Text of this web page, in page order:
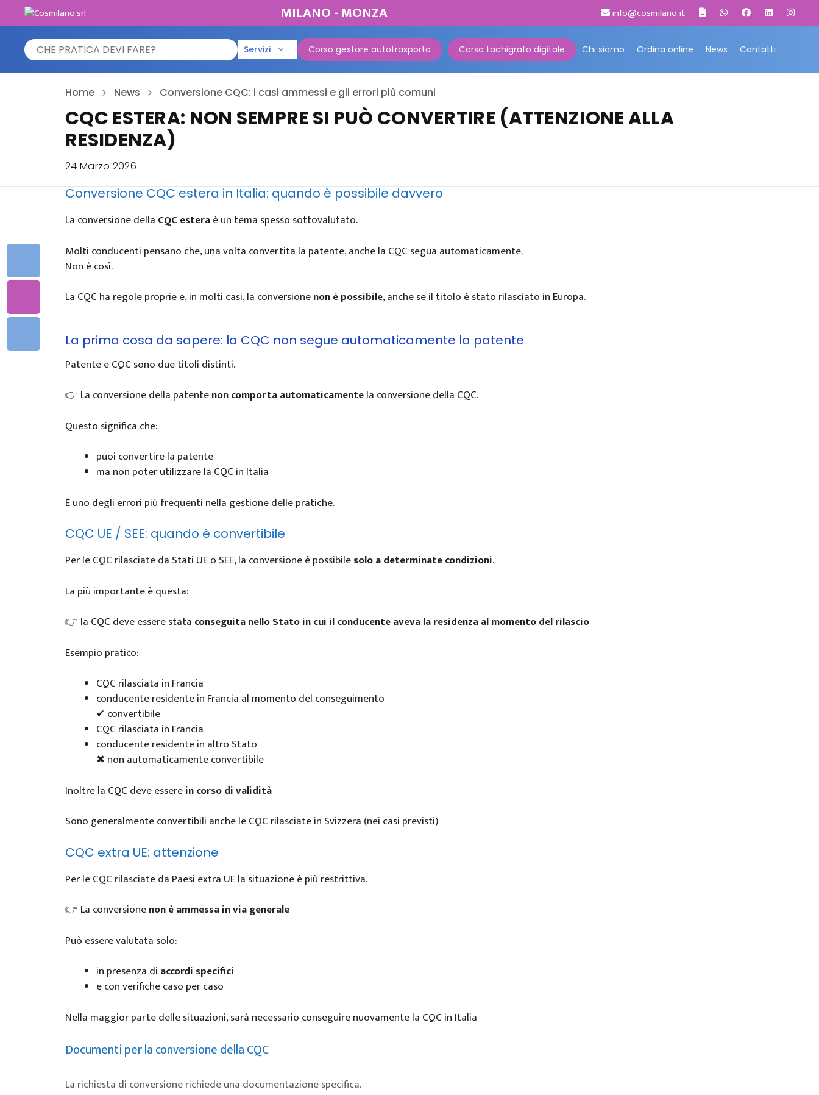
al
contenuto
MILANO - MONZA info@cosmilano.it
Search
for:
Corso gestore autotrasporto Corso tachigrafo digitale Chi siamo
Servizi Ordina online News Contatti
Home News Conversione CQC: i casi ammessi e gli errori più comuni
CQC ESTERA: NON SEMPRE SI PUÒ CONVERTIRE (ATTENZIONE ALLA
RESIDENZA)
24 Marzo 2026
Conversione CQC estera in Italia: quando è possibile davvero
La conversione della CQC esteraè un tema spesso sottovalutato.
Molti conducenti pensano che, una volta convertita la patente, anche la CQC segua automaticamente.
Non è così.
La CQC ha regole proprie e, in molti casi, la conversionenon è possibile, anche se il titolo è stato rilasciato in Europa.
La prima cosa da sapere: la CQC non segue automaticamente la patente
Patente e CQC sono due titoli distinti.
👉 La conversione della patentenon comporta automaticamentela conversione della CQC.
Questo significa che:
puoi convertire la patente
ma non poter utilizzare la CQC in Italia
È uno degli errori più frequenti nella gestione delle pratiche.
CQC UE / SEE: quando è convertibile
Per le CQC rilasciate da Stati UE o SEE, la conversione è possibilesolo a determinate condizioni.
La più importante è questa:
👉 la CQC deve essere stata conseguita nello Stato in cui il conducente aveva la residenza al momento del rilascio
Esempio pratico:
CQC rilasciata in Francia
conducente residente in Francia al momento del conseguimento
✔ convertibile
CQC rilasciata in Francia
conducente residente in altro Stato
✖ non automaticamente convertibile
Inoltre la CQC deve esserein corso di validità
Sono generalmente convertibili anche le CQC rilasciate in Svizzera (nei casi previsti)
CQC extra UE: attenzione
Per le CQC rilasciate da Paesi extra UE la situazione è più restrittiva.
👉 La conversionenon è ammessa in via generale
Può essere valutata solo:
in presenza di accordi specifici
e con verifiche caso per caso
Nella maggior parte delle situazioni, sarà necessario conseguire nuovamente la CQC in Italia
Documenti per la conversione della CQC
La richiesta di conversione richiede una documentazione specifica.